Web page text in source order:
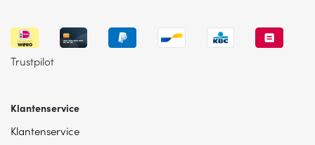
Trustpilot
Klantenservice
Klantenservice